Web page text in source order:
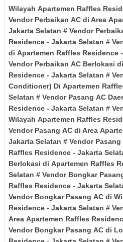
Wilayah Apartemen Raffles
Vendor Perbaikan AC di Area
Jakarta Selatan # Vendor
Residence - Jakarta Selatan #
di Apartemen Raffles Residence
Vendor Perbaikan AC Berlokasi di
Residence - Jakarta Selatan #
Conditioner) Di Apartemen
Selatan # Vendor Pasang AC
Residence - Jakarta Selatan #
Wilayah Apartemen Raffles
Vendor Pasang AC di Area
Jakarta Selatan # Vendor Pasang
Raffles Residence - Jakarta
Berlokasi di Apartemen Raffles
Selatan # Vendor Bongkar
Raffles Residence - Jakarta
Vendor Bongkar Pasang AC di
Residence - Jakarta Selatan #
Area Apartemen Raffles
Vendor Bongkar Pasang AC di